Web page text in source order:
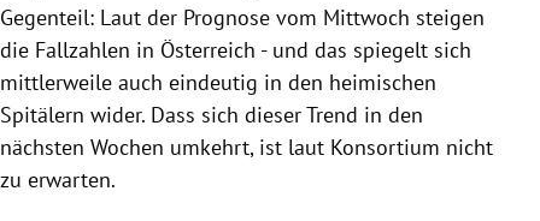
Gegenteil: Laut der Prognose vom Mittwoch steigen
die Fallzahlen in Österreich - und das spiegelt sich
mittlerweile auch eindeutig in den heimischen
Spitälern wider. Dass sich dieser Trend in den
nächsten Wochen umkehrt, ist laut Konsortium nicht
zu erwarten.